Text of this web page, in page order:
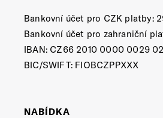
Bankovní účet pro CZK platby:
Bankovní účet pro zahraniční
IBAN: CZ66 2010 0000 0029
BIC/SWIFT: FIOBCZPPXXX
NABÍDKA